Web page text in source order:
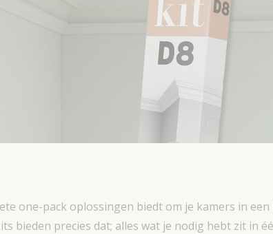
one-pack oplossingen biedt om je kamers in
bieden precies dat; alles wat je nodig hebt zit in